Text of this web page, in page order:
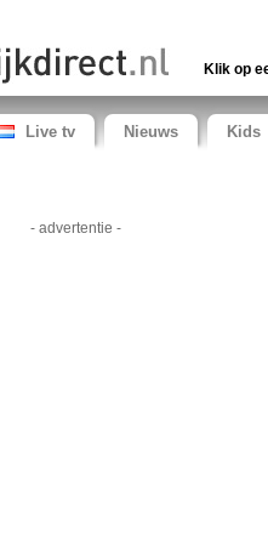
Klik op
Live tv Nieuws Kids
- advertentie -